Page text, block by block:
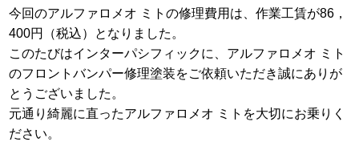
今回のアルファロメオ ミトの修理費用は、作業工賃が86，
400円（税込）となりました。
このたびはインターパシフィックに、アルファロメオ ミト
のフロントバンパー修理塗装をご依頼いただき誠にありが
とうございました。
元通り綺麗に直ったアルファロメオ ミトを大切にお乗りく
ださい。